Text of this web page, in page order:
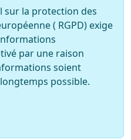
sur la protection des
( RGPD) exige
par une raison
soient
possible.